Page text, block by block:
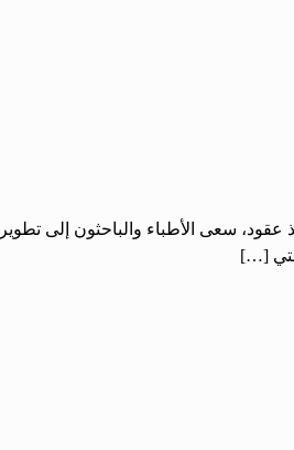
سعى الأطباء والباحثون إلى
[…]